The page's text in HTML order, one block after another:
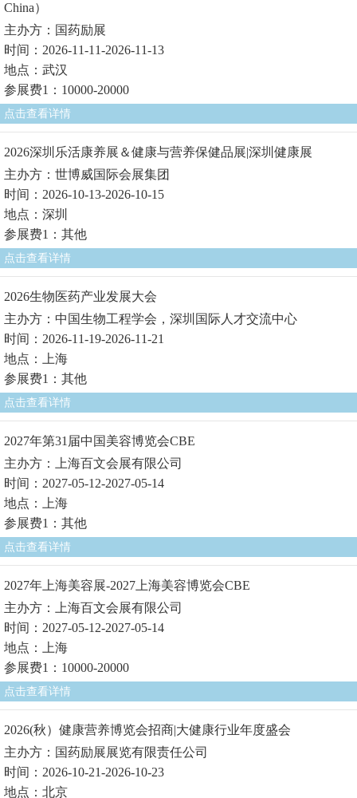
China）
主办方：国药励展
时间：2026-11-11-2026-11-13
地点：武汉
参展费1：10000-20000
点击查看详情
2026深圳乐活康养展＆健康与营养保健品展|深圳健康展
主办方：世博威国际会展集团
时间：2026-10-13-2026-10-15
地点：深圳
参展费1：其他
点击查看详情
2026生物医药产业发展大会
主办方：中国生物工程学会，深圳国际人才交流中心
时间：2026-11-19-2026-11-21
地点：上海
参展费1：其他
点击查看详情
2027年第31届中国美容博览会CBE
主办方：上海百文会展有限公司
时间：2027-05-12-2027-05-14
地点：上海
参展费1：其他
点击查看详情
2027年上海美容展-2027上海美容博览会CBE
主办方：上海百文会展有限公司
时间：2027-05-12-2027-05-14
地点：上海
参展费1：10000-20000
点击查看详情
2026(秋）健康营养博览会招商|大健康行业年度盛会
主办方：国药励展展览有限责任公司
时间：2026-10-21-2026-10-23
地点：北京